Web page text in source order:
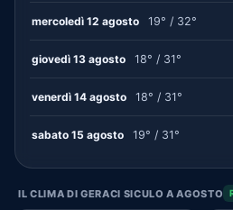
mercoledì 12 agosto 19° / 32°
giovedì 13 agosto 18° / 31°
venerdì 14 agosto 18° / 31°
sabato 15 agosto 19° / 31°
IL CLIMA DI GERACI SICULO A AGOSTO